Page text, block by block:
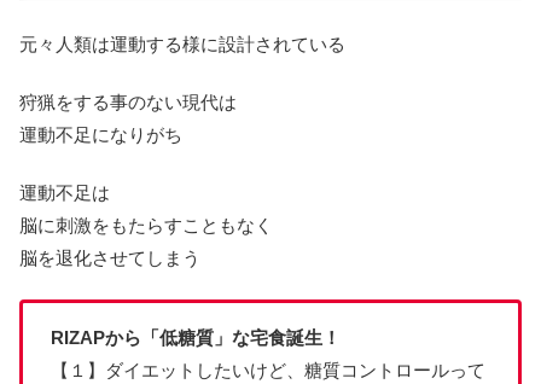
元々人類は運動する様に設計されている
狩猟をする事のない現代は
運動不足になりがち
運動不足は
脳に刺激をもたらすこともなく
脳を退化させてしまう
RIZAPから「低糖質」な宅食誕生！
【１】ダイエットしたいけど、糖質コントロールって